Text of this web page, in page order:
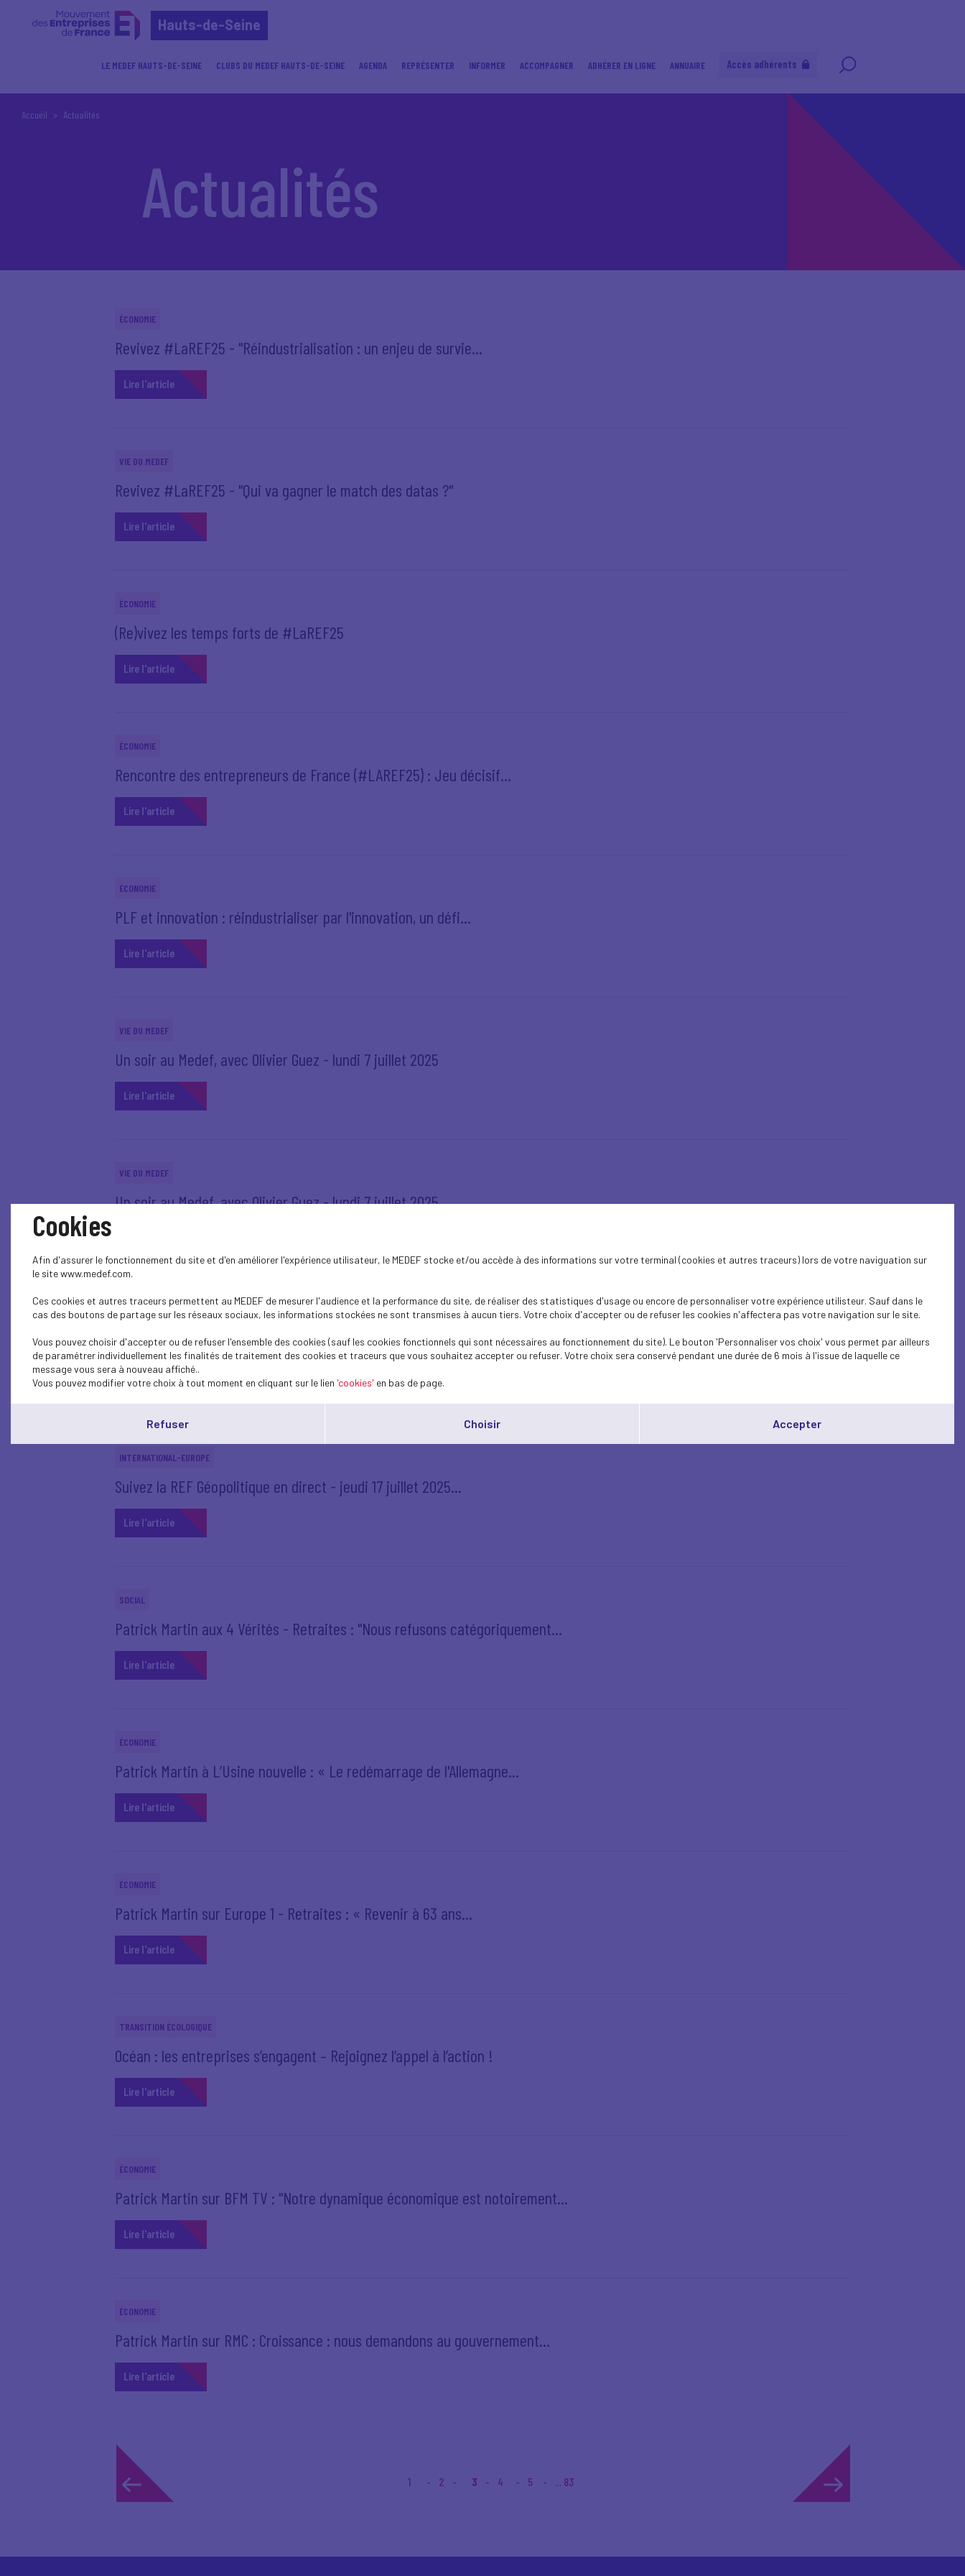
Hauts-de-Seine
LE MEDEF HAUTS-DE-SEINE CLUBS DU MEDEF HAUTS-DE-SEINE AGENDA REPRÉSENTER INFORMER ACCOMPAGNER ADHÉRER EN LIGNE ANNUAIRE Accès adhérents
Accueil Actualités
Actualités
ÉCONOMIE
Revivez #LaREF25 - "Réindustrialisation : un enjeu de survie...
Lire l'article
VIE DU MEDEF
Revivez #LaREF25 - "Qui va gagner le match des datas ?"
Lire l'article
ÉCONOMIE
(Re)vivez les temps forts de #LaREF25
Lire l'article
ÉCONOMIE
Rencontre des entrepreneurs de France (#LAREF25) : Jeu décisif...
Lire l'article
ÉCONOMIE
PLF et innovation : réindustrialiser par l'innovation, un défi...
Lire l'article
VIE DU MEDEF
Un soir au Medef, avec Olivier Guez - lundi 7 juillet 2025
Lire l'article
VIE DU MEDEF
Un soir au Medef, avec Olivier Guez - lundi 7 juillet 2025
INTERNATIONAL-EUROPE
REF Géopolitique - Où va le monde ? - jeudi 17 juillet 2025
Lire l'article
INTERNATIONAL-EUROPE
Suivez la REF Géopolitique en direct - jeudi 17 juillet 2025...
Lire l'article
SOCIAL
Patrick Martin aux 4 Vérités - Retraites : "Nous refusons catégoriquement...
Lire l'article
ÉCONOMIE
Patrick Martin à L’Usine nouvelle : « Le redémarrage de l'Allemagne...
Lire l'article
ÉCONOMIE
Patrick Martin sur Europe 1 - Retraites : « Revenir à 63 ans...
Lire l'article
TRANSITION ÉCOLOGIQUE
Océan : les entreprises s’engagent – Rejoignez l‘appel à l’action !
Lire l'article
ÉCONOMIE
Patrick Martin sur BFM TV : "Notre dynamique économique est notoirement...
Lire l'article
ÉCONOMIE
Patrick Martin sur RMC : Croissance : nous demandons au gouvernement...
Lire l'article
1 2 3 4 5 ... 83
Cookies
Afin d'assurer le fonctionnement du site et d'en améliorer l'expérience utilisateur, le MEDEF stocke et/ou accède à des informations sur votre terminal (cookies et autres traceurs) lors de votre naviguation sur
le site www.medef.com.
Ces cookies et autres traceurs permettent au MEDEF de mesurer l'audience et la performance du site, de réaliser des statistiques d'usage ou encore de personnaliser votre expérience utilisteur. Sauf dans le
cas des boutons de partage sur les réseaux sociaux, les informations stockées ne sont transmises à aucun tiers. Votre choix d'accepter ou de refuser les cookies n'affectera pas votre navigation sur le site.
Vous pouvez choisir d'accepter ou de refuser l'ensemble des cookies (sauf les cookies fonctionnels qui sont nécessaires au fonctionnement du site). Le bouton 'Personnaliser vos choix' vous permet par ailleurs
de paramétrer individuellement les finalités de traitement des cookies et traceurs que vous souhaitez accepter ou refuser. Votre choix sera conservé pendant une durée de 6 mois à l'issue de laquelle ce
message vous sera à nouveau affiché..
Vous pouvez modifier votre choix à tout moment en cliquant sur le lien 'cookies' en bas de page.
Refuser Choisir Accepter